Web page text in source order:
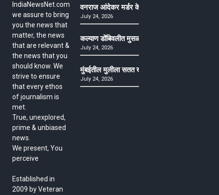
IndiaNewsNet.com
we assure to bring
you the news that
matter, the news
that are relevant &
the news that you
should know. We
strive to ensure
that every ethos
of journalism is
met.
True, unexplored,
prime & unbiased
news.
We present, You
perceive
Established in
2009 by Veteran
वनराज आंदेकर मर्डर केसमधील साक्षीदाराची हत्या,
July 24, 2026
कल्याण डोंबिवलीत मुसळधार ते अतिमुसळधार पाऊस,
July 24, 2026
मुंबईतील मुलीला सतत खोकला अन् ताप, ७ वर्षे उपचार
July 24, 2026